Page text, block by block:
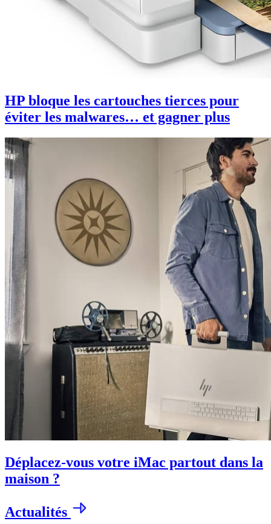
HP bloque les cartouches tierces pour
éviter les malwares… et gagner plus
Déplacez-vous votre iMac partout dans la
maison ?
Actualités